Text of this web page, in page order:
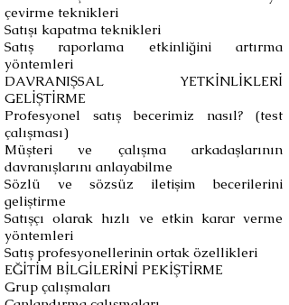
çevirme teknikleri
Satışı kapatma teknikleri
Satış raporlama etkinliğini artırma
yöntemleri
DAVRANIŞSAL YETKİNLİKLERİ
GELİŞTİRME
Profesyonel satış becerimiz nasıl? (test
çalışması)
Müşteri ve çalışma arkadaşlarının
davranışlarını anlayabilme
Sözlü ve sözsüz iletişim becerilerini
geliştirme
Satışçı olarak hızlı ve etkin karar verme
yöntemleri
Satış profesyonellerinin ortak özellikleri
EĞİTİM BİLGİLERİNİ PEKİŞTİRME
Grup çalışmaları